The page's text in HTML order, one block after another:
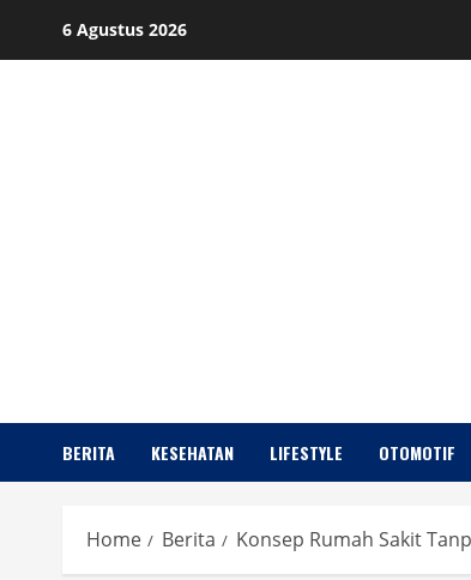
6 Agustus 2026
BERITA KESEHATAN LIFESTYLE OTOMOTIF
Home Berita Konsep Rumah Sakit